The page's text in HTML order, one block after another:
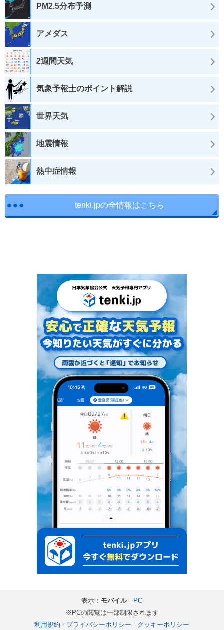
PM2.5分布予測
アメダス
2週間天気
気象予報士のポイント解説
世界天気
地震情報
熱中症情報
tenki.jpの全情報はこちら
表示： モバイル｜
PC
※PCの閲覧は一部制限されます
利用規約 - プライバシーポリシー - クッキーポリシー